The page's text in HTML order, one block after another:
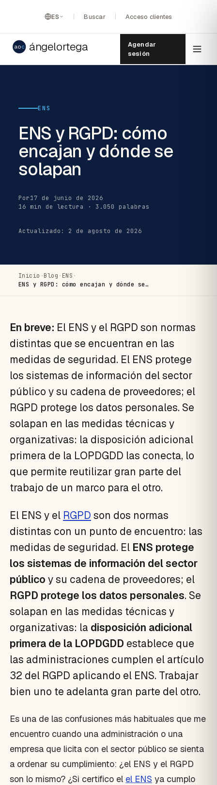
ES Buscar Acceso clientes
aoc ángelortega
Agendar
sesión
ENS
ENS y RGPD: cómo
encajan y dónde se
solapan
Por17 de junio de 2026
16 min de lectura · 3.050 palabras
Actualizado: 2 de agosto de 2026
Inicio ·Blog · ENS ·
ENS y RGPD: cómo encajan y dónde se…
En breve: El ENS y el RGPD son normas
distintas que se encuentran en las
medidas de seguridad. El ENS protege
los sistemas de información del sector
público y su cadena de proveedores; el
RGPD protege los datos personales. Se
solapan en las medidas técnicas y
organizativas: la disposición adicional
primera de la LOPDGDD las conecta, lo
que permite reutilizar gran parte del
trabajo de un marco para el otro.
El ENS y el RGPD son dos normas
distintas con un punto de encuentro: las
medidas de seguridad. El ENS protege
los sistemas de información del sector
público y su cadena de proveedores; el
RGPD protege los datos personales. Se
solapan en las medidas técnicas y
organizativas: la disposición adicional
primera de la LOPDGDD establece que
las administraciones cumplen el artículo
32 del RGPD aplicando el ENS. Trabajar
bien uno te adelanta gran parte del otro.
Es una de las confusiones más habituales que me
encuentro cuando una administración o una
empresa que licita con el sector público se sienta
a ordenar su cumplimiento: ¿el ENS y el RGPD
son lo mismo? ¿Si certifico el el ENS ya cumplo